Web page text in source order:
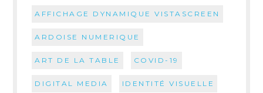
AFFICHAGE DYNAMIQUE VISTASCREEN
ARDOISE NUMERIQUE
ART DE LA TABLE COVID-19
DIGITAL MEDIA IDENTITÉ VISUELLE